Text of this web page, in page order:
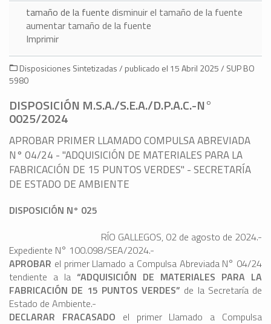
tamaño de la fuente disminuir el tamaño de la fuente
aumentar tamaño de la fuente
Imprimir
Disposiciones Sintetizadas / publicado el 15 Abril 2025 / SUP BO
5980
DISPOSICIÓN M.S.A./S.E.A./D.P.A.C.-N°
0025/2024
APROBAR PRIMER LLAMADO COMPULSA ABREVIADA
N° 04/24 - "ADQUISICIÓN DE MATERIALES PARA LA
FABRICACIÓN DE 15 PUNTOS VERDES" - SECRETARÍA
DE ESTADO DE AMBIENTE
DISPOSICIÓN N° 025
RÍO GALLEGOS, 02 de agosto de 2024.-
Expediente N° 100.098/SEA/2024.-
APROBAR el primer Llamado a Compulsa Abreviada N° 04/24
tendiente a la “ADQUISICIÓN DE MATERIALES PARA LA
FABRICACIÓN DE 15 PUNTOS VERDES” de la Secretaría de
Estado de Ambiente.-
DECLARAR FRACASADO el primer Llamado a Compulsa